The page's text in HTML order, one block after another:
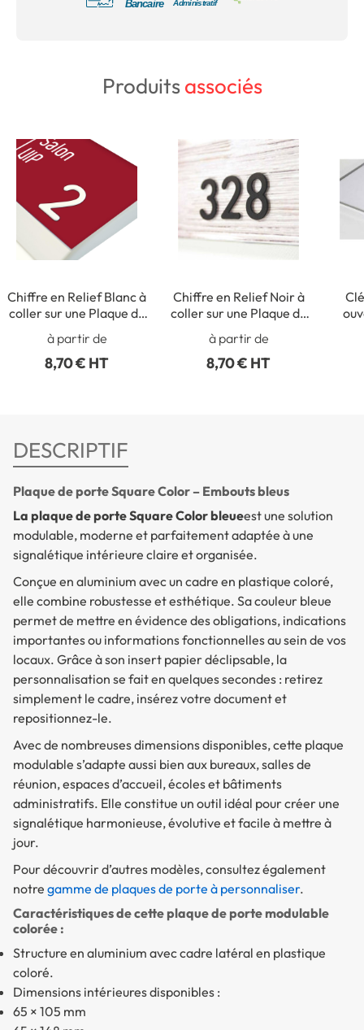
Produitsassociés
Chiffre en Relief Blanc à
coller sur une Plaque de
Porte - H 30 mm -
Gamme Station
à partir de
8,70 € HT
Chiffre en Relief Noir à
coller sur une Plaque de
Porte - H 30 mm -
Gamme Station
à partir de
8,70 € HT
DESCRIPTIF
Plaque de porte Square Color – Embouts bleus
La plaque de porte Square Color bleueest une solution
modulable, moderne et parfaitement adaptée à une
signalétique intérieure claire et organisée.
Conçue en aluminium avec un cadre en plastique coloré,
elle combine robustesse et esthétique. Sa couleur bleue
permet de mettre en évidence des obligations, indications
importantes ou informations fonctionnelles au sein de vos
locaux. Grâce à son insert papier déclipsable, la
personnalisation se fait en quelques secondes : retirez
simplement le cadre, insérez votre document et
repositionnez-le.
Avec de nombreuses dimensions disponibles, cette plaque
modulable s’adapte aussi bien aux bureaux, salles de
réunion, espaces d’accueil, écoles et bâtiments
administratifs. Elle constitue un outil idéal pour créer une
signalétique harmonieuse, évolutive et facile à mettre à
jour.
Pour découvrir d’autres modèles, consultez également
notre gamme de plaques de porte à personnaliser.
Caractéristiques de cette plaque de porte modulable
colorée :
Structure en aluminium avec cadre latéral en plastique
coloré.
Dimensions intérieures disponibles :
65 × 105 mm